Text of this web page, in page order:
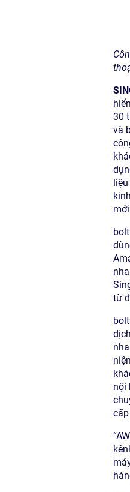
30
và
từ
nội